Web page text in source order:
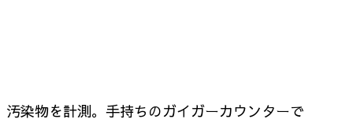
汚染物を計測。手持ちのガイガーカウンターで